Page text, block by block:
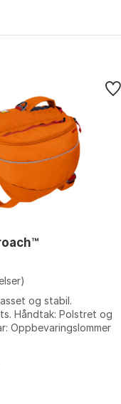
og stabil.
Håndtak: Polstret og
Oppbevaringslommer